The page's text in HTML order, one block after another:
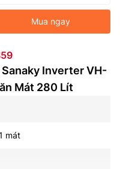
Mua ngay
Inverter VH-
Mát 280 Lít
mát